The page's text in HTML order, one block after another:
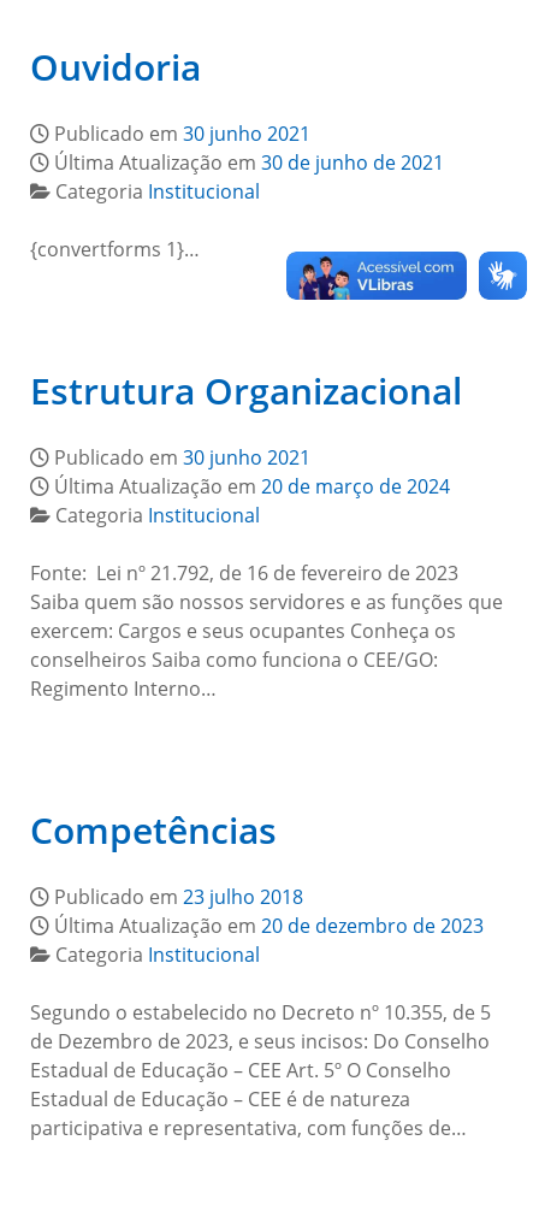
Ouvidoria
Publicado em 30 junho 2021
Última Atualização em 30 de junho de 2021
Categoria Institucional
{convertforms 1}…
Estrutura Organizacional
Publicado em 30 junho 2021
Última Atualização em 20 de março de 2024
Categoria Institucional
Fonte: Lei nº 21.792, de 16 de fevereiro de 2023
Saiba quem são nossos servidores e as funções que
exercem: Cargos e seus ocupantes Conheça os
conselheiros Saiba como funciona o CEE/GO:
Regimento Interno…
Competências
Publicado em 23 julho 2018
Última Atualização em 20 de dezembro de 2023
Categoria Institucional
Segundo o estabelecido no Decreto nº 10.355, de 5
de Dezembro de 2023, e seus incisos: Do Conselho
Estadual de Educação – CEE Art. 5º O Conselho
Estadual de Educação – CEE é de natureza
participativa e representativa, com funções de…